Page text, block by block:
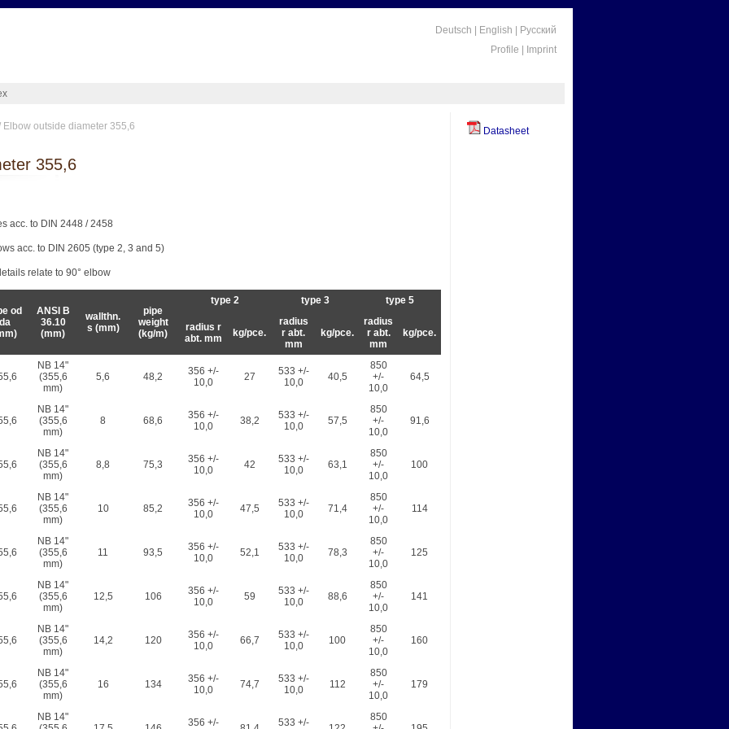
Deutsch English
Русский
Profile
Imprint
Elbow outside diameter 355,6
355,6
acc. to DIN 2448 / 2458
acc. to DIN 2605 (type 2, 3 and 5)
relate to 90° elbow
od
da
ANSI B
36.10
(mm)
wallthn.
s (mm)
pipe
weight
(kg/m)
type 2 type 3 type 5
radius r
abt. mm
kg/pce.
radius
r abt.
mm
kg/pce.
radius
r abt.
mm
kg/pce.
NB 14"
(355,6
mm)
5,6 48,2
356 +/-
10,0
27
533 +/-
10,0
40,5
850
+/-
10,0
64,5
NB 14"
(355,6
mm)
8 68,6
356 +/-
10,0
38,2
533 +/-
10,0
57,5
850
+/-
10,0
91,6
NB 14"
(355,6
mm)
8,8 75,3
356 +/-
10,0
42
533 +/-
10,0
63,1
850
+/-
10,0
100
NB 14"
(355,6
mm)
10 85,2
356 +/-
10,0
47,5
533 +/-
10,0
71,4
850
+/-
10,0
114
NB 14"
(355,6
mm)
11 93,5
356 +/-
10,0
52,1
533 +/-
10,0
78,3
850
+/-
10,0
125
NB 14"
(355,6
mm)
12,5 106
356 +/-
10,0
59
533 +/-
10,0
88,6
850
+/-
10,0
141
NB 14"
(355,6
mm)
14,2 120
356 +/-
10,0
66,7
533 +/-
10,0
100
850
+/-
10,0
160
NB 14"
(355,6
mm)
16 134
356 +/-
10,0
74,7
533 +/-
10,0
112
850
+/-
10,0
179
NB 14"
356 +/-
533 +/-
850
Datasheet